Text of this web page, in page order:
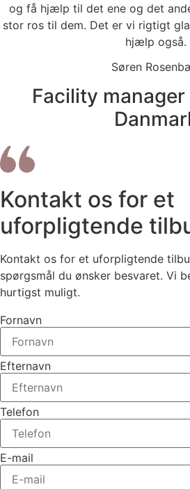
og få hjælp til det ene og det
stor ros til dem. Det er vi rigtigt
hjælp også.
Søren
Facility manager
Kontakt os for et
uforpligtende
Kontakt os for et uforpligtende
spørgsmål du ønsker besvaret. Vi
hurtigst muligt.
Fornavn
Efternavn
Telefon
E-mail